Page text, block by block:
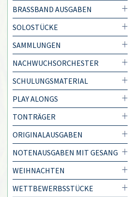
BRASSBAND AUSGABEN
SOLOSTÜCKE
SAMMLUNGEN
NACHWUCHSORCHESTER
SCHULUNGSMATERIAL
PLAY ALONGS
TONTRÄGER
ORIGINALAUSGABEN
NOTENAUSGABEN MIT GESANG
WEIHNACHTEN
WETTBEWERBSSTÜCKE